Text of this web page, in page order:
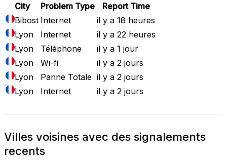
City Problem Type
Report Time
Bibost Internet
il y a 18 heures
Lyon
Internet
il y a 22 heures
Lyon
Téléphone
il y a 1 jour
Lyon
Wi-fi
il y a 2 jours
Lyon
Panne Totale il y a 2 jours
Lyon
Internet il y a 2 jours
Villes voisines avec des signalements
recents